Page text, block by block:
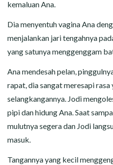
kemaluan Ana.
Dia menyentuh vagina Ana
menjalankan jari tengahnya
yang satunya menggenggam
Ana mendesah pelan,
rapat, dia sangat meresapi
selangkangannya. Jodi
pipi dan hidung Ana. Saat
mulutnya segera dan Jodi
masuk.
Tangannya yang kecil